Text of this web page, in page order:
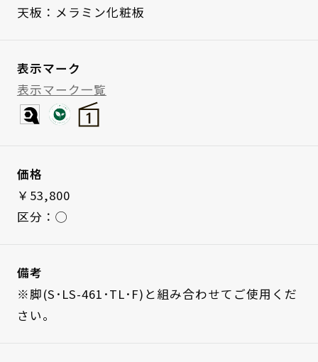
天板：メラミン化粧板
表示マーク
表示マーク一覧
価格
￥53,800
区分：◯
備考
※脚(S･LS-461･TL･F)と組み合わせてご使用くだ
さい。